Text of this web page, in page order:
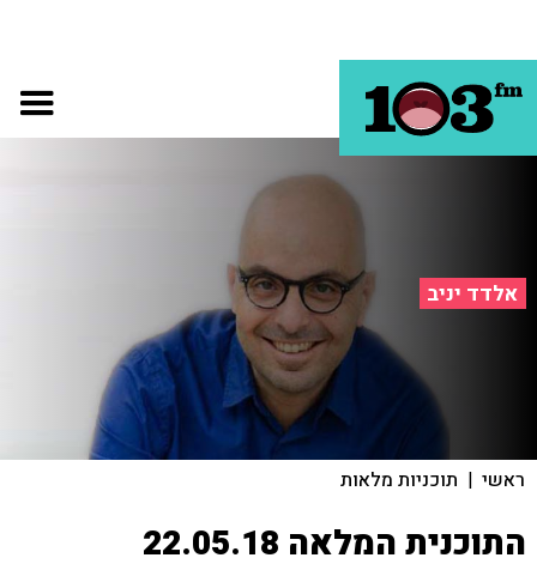
אלדד יניב
ראשי | תוכניות מלאות
התוכנית המלאה 22.05.18